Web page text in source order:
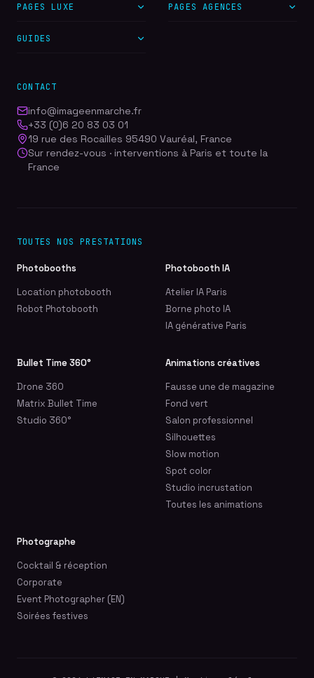
PAGES LUXE PAGES AGENCES
GUIDES
CONTACT
info@imageenmarche.fr
+33 (0)6 20 83 03 01
19 rue des Rocailles 95490 Vauréal, France
Sur rendez-vous · interventions à Paris et toute la
France
TOUTES NOS PRESTATIONS
Photobooths
Location photobooth
Robot Photobooth
Photobooth IA
Atelier IA Paris
Borne photo IA
IA générative Paris
Bullet Time 360°
Drone 360
Matrix Bullet Time
Studio 360°
Animations créatives
Fausse une de magazine
Fond vert
Salon professionnel
Silhouettes
Slow motion
Spot color
Studio incrustation
Toutes les animations
Photographe
Cocktail & réception
Corporate
Event Photographer (EN)
Soirées festives